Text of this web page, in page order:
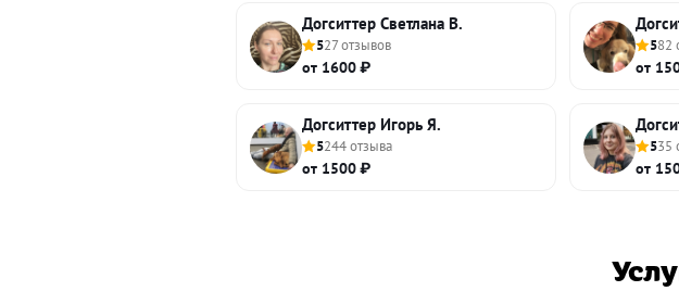
Догситтер Светлана В.
527 отзывов
от 1600 ₽
582
от
Догситтер Игорь Я.
5244 отзыва
от 1500 ₽
535
от